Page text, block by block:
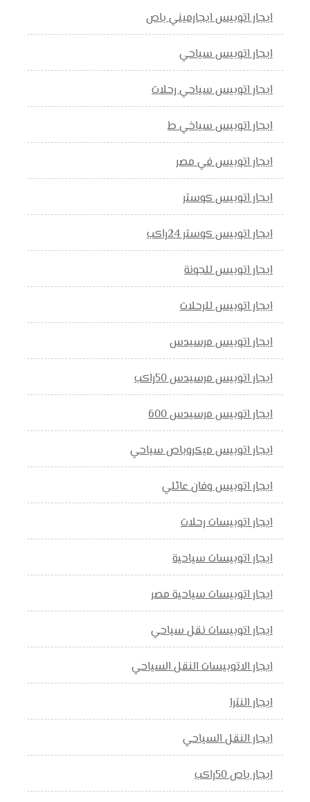
ايجار اتوبيس ايجارميني باص
ايجار اتوبيس سياحي
ايجار اتوبيس سياحي رحلات
ايجار اتوبيس سياخي ط
ايجار اتوبيس في مصر
ايجار اتوبيس كوستر
ايجار اتوبيس كوستر 24راكب
ايجار اتوبيس للجونة
ايجار اتوبيس للرحلات
ايجار اتوبيس مرسيدس
ايجار اتوبيس مرسيدس 50راكب
ايجار اتوبيس مرسيدس 600
ايجار اتوبيس ميكروباص سياحي
ايجار اتوبيس وفان عائلي
ايجار اتوبيسات رحلات
ايجار اتوبيسات سياحية
ايجار اتوبيسات سياحية مصر
ايجار اتوبيسات نقل سياحي
ايجار الاتوبيسات النقل السياحي
ايجار النترا
ايجار النقل السياحي
ايجار باص 50راكب